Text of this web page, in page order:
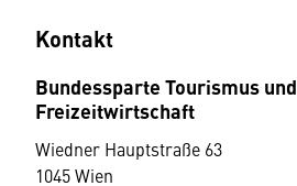
Kontakt
Bundessparte Tourismus und
Freizeitwirtschaft
Wiedner Hauptstraße 63
1045 Wien